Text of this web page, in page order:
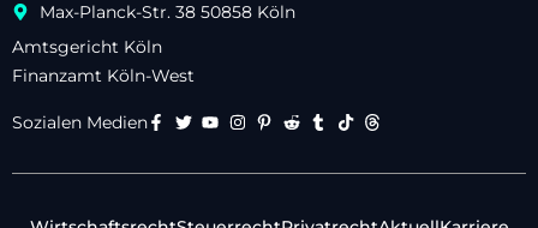
Max-Planck-Str. 38 50858 Köln
Amtsgericht Köln
Finanzamt Köln-West
Sozialen Medien